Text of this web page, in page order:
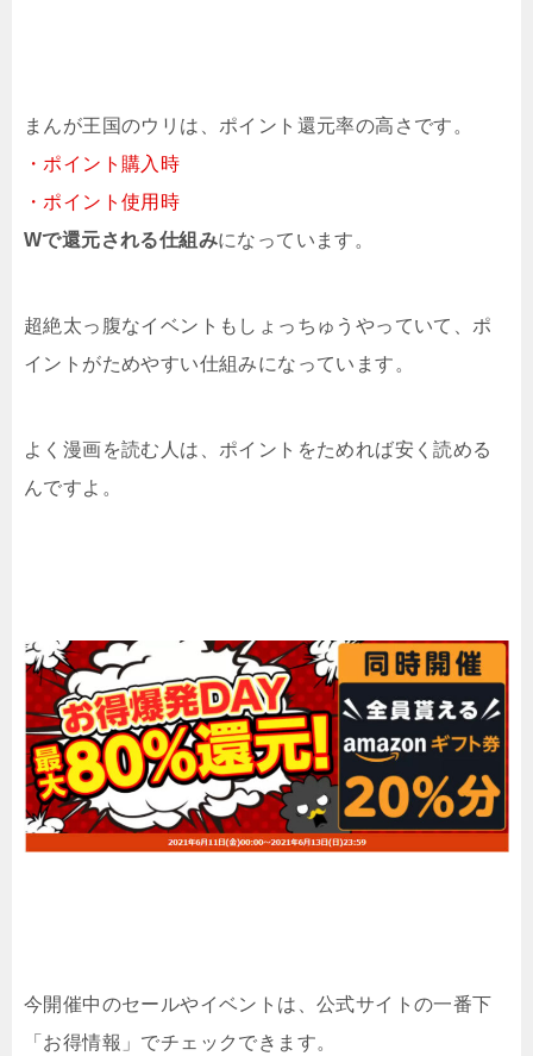
まんが王国のウリは、ポイント還元率の高さです。
・ポイント購入時
・ポイント使用時
Wで還元される仕組みになっています。
超絶太っ腹なイベントもしょっちゅうやっていて、ポ
イントがためやすい仕組みになっています。
よく漫画を読む人は、ポイントをためれば安く読める
んですよ。
今開催中のセールやイベントは、公式サイトの一番下
「お得情報」でチェックできます。